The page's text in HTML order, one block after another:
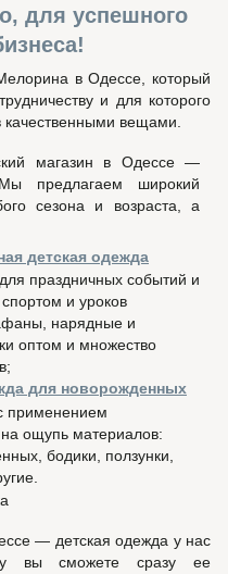
для успешного
в Одессе, который
и для которого
качественными вещами.
магазин в Одессе —
предлагаем широкий
сезона и возраста, а
детская одежда
праздничных событий и
и уроков
нарядные и
оптом и множество
для новорожденных
применением
ощупь материалов:
бодики, ползунки,
— детская одежда у нас
вы сможете сразу ее